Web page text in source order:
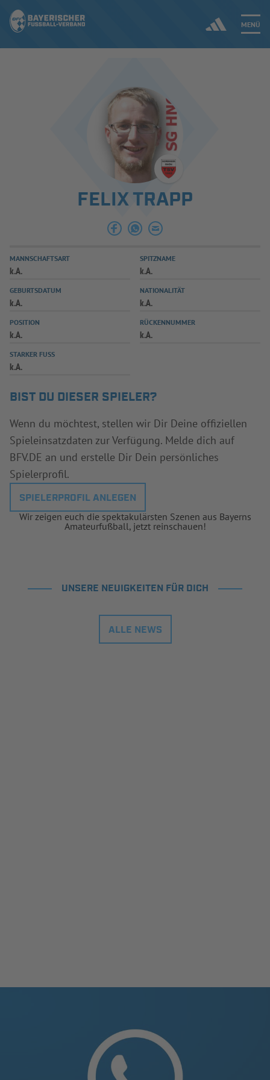
MENÜ
ERGEBNISSE & WETTBEWERBE
SPIELBETRIEB & VERBANDSLEBEN
AUSBILDUNG & FÖRDERUNG
SPIELPLUS
FELIX TRAPP
MANNSCHAFTSART
k.A.
SPITZNAME
k.A.
GEBURTSDATUM
k.A.
NATIONALITÄT
k.A.
POSITION
k.A.
RÜCKENNUMMER
k.A.
STARKER FUSS
k.A.
BIST DU DIESER SPIELER?
Wenn du möchtest, stellen wir Dir Deine offiziellen
Spieleinsatzdaten zur Verfügung. Melde dich auf
BFV.DE an und erstelle Dir Dein persönliches
Spielerprofil.
SPIELERPROFIL ANLEGEN
Wir zeigen euch die spektakulärsten Szenen aus Bayerns
Amateurfußball, jetzt reinschauen!
UNSERE NEUIGKEITEN FÜR DICH
ALLE NEWS